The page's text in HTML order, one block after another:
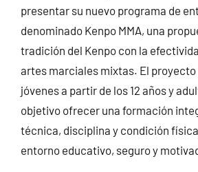
presentar su nuevo programa de
denominado Kenpo MMA, una
tradición del Kenpo con la
artes marciales mixtas. El
jóvenes a partir de los 12 años y
objetivo ofrecer una formación
técnica, disciplina y condición
entorno educativo, seguro y